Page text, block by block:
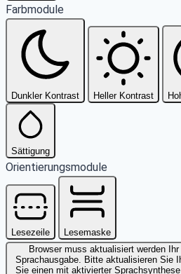
Farbmodule
Dunkler Kontrast Heller Kontrast
Sättigung
Orientierungsmodule
Lesezeile
Lesemaske
Browser muss aktualisiert werden
Sprachausgabe. Bitte aktualisieren Sie
Sie einen mit aktivierter